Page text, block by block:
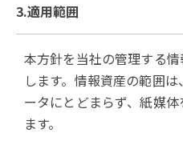
3.適用範囲
本方針を当社の管理する
します。情報資産の範囲
ータにとどまらず、紙媒
ます。